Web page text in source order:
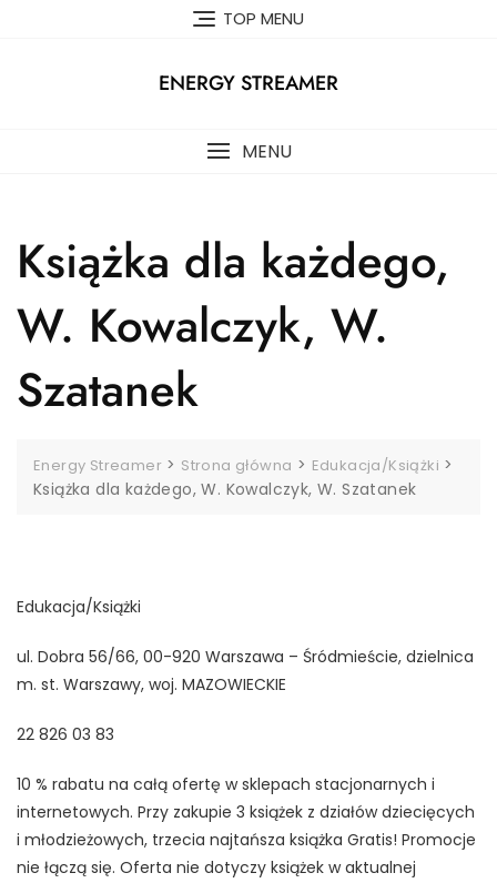
TOP MENU
ENERGY STREAMER
MENU
Książka dla każdego,
W. Kowalczyk, W.
Szatanek
Energy Streamer > Strona główna > Edukacja/Książki >
Książka dla każdego, W. Kowalczyk, W. Szatanek
Edukacja/Książki
ul. Dobra 56/66, 00-920 Warszawa – Śródmieście, dzielnica
m. st. Warszawy, woj. MAZOWIECKIE
22 826 03 83
10 % rabatu na całą ofertę w sklepach stacjonarnych i
internetowych. Przy zakupie 3 książek z działów dziecięcych
i młodzieżowych, trzecia najtańsza książka Gratis! Promocje
nie łączą się. Oferta nie dotyczy książek w aktualnej